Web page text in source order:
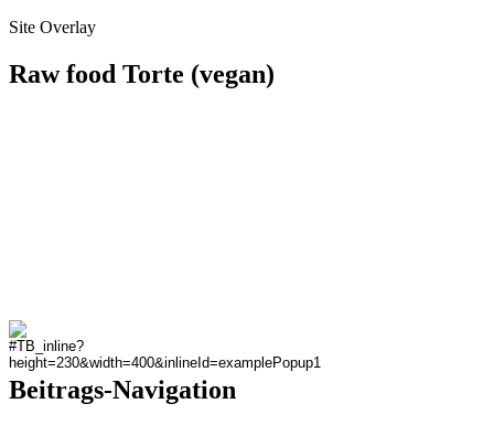
Site Overlay
Raw food Torte (vegan)
Beitrags-Navigation